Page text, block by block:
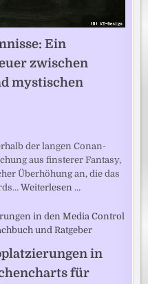
Ein
zwischen
mystischen
der langen Conan-
aus finsterer Fantasy,
Überhöhung an, die das
Weiterlesen …
in
für